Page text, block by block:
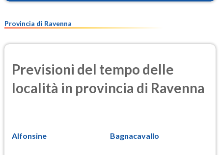
Provincia di Ravenna
Previsioni del tempo delle
località in provincia di Ravenna
Alfonsine Bagnacavallo